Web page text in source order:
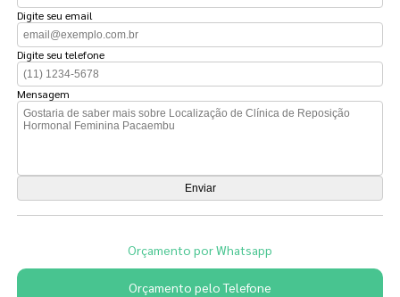
Digite seu email
Digite seu telefone
Mensagem
Orçamento por Whatsapp
Orçamento pelo Telefone